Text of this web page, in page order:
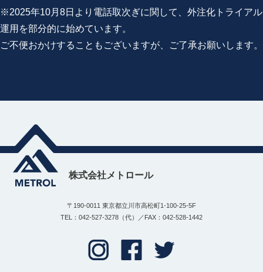
※2025年10月8日より電話取次ぎに関して、外注化トライアル
運用を部分的に始めています。
ご不便おかけすることもございますが、ご了承お願いします。
株式会社メトロール
〒190-0011 東京都立川市高松町1-100-25-5F
TEL：042-527-3278（代）／FAX：042-528-1442